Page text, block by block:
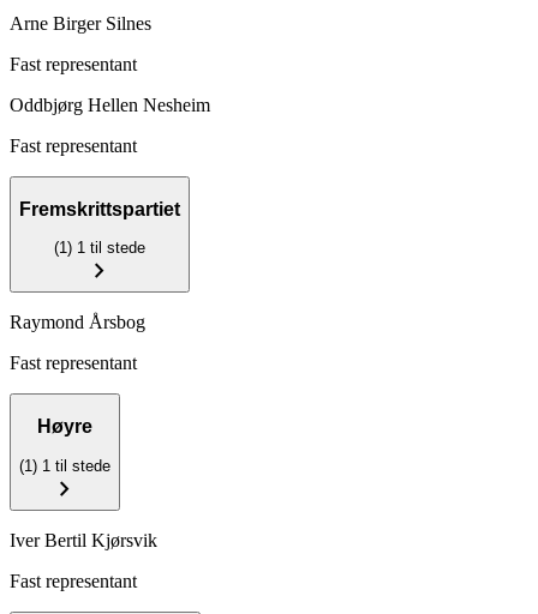
Arne Birger Silnes
Fast representant
Oddbjørg Hellen Nesheim
Fast representant
Fremskrittspartiet
(1) 1 til stede
chevron_right
Raymond Årsbog
Fast representant
Høyre
(1) 1 til stede
chevron_right
Iver Bertil Kjørsvik
Fast representant